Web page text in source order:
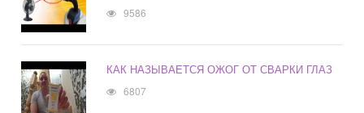
9586
КАК НАЗЫВАЕТСЯ ОЖОГ ОТ СВАРКИ ГЛАЗ
6807